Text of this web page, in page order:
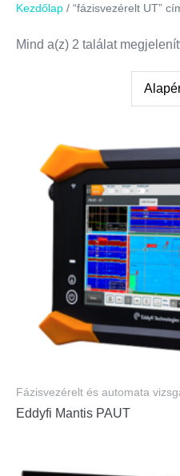
Kezdőlap / “fázisvezérelt UT”
Mind a(z) 2 találat
Fázisvezérelt és automata
Eddyfi Mantis PAUT